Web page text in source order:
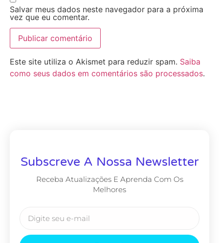
Salvar meus dados neste navegador para a próxima
vez que eu comentar.
Este site utiliza o Akismet para reduzir spam. Saiba
como seus dados em comentários são processados.
Subscreve A Nossa Newsletter
Receba Atualizações E Aprenda Com Os
Melhores